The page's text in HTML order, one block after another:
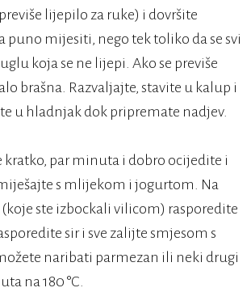
lijepilo za ruke) i dovršite
puno mijesiti, nego tek toliko da se svi
koja se ne lijepi. Ako se previše
brašna. Razvaljajte, stavite u kalup i
u hladnjak dok pripremate nadjev.
kratko, par minuta i dobro ocijedite i
s mlijekom i jogurtom. Na
ste izbockali vilicom) rasporedite
sir i sve zalijte smjesom s
naribati parmezan ili neki drugi
na 180 °C.